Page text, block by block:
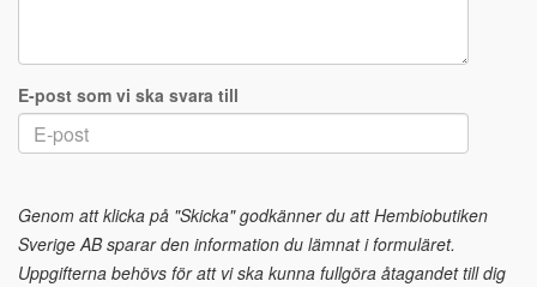
E-post som vi ska svara till
Genom att klicka på "Skicka" godkänner du att Hembiobutiken
Sverige AB sparar den information du lämnat i formuläret.
Uppgifterna behövs för att vi ska kunna fullgöra åtagandet till dig